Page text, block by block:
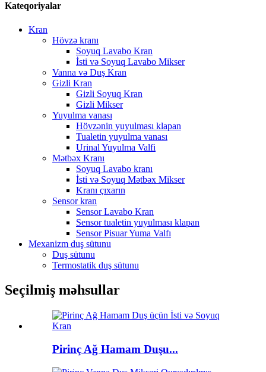
Kateqoriyalar
Kran
Hövzə kranı
Soyuq Lavabo Kran
İsti və Soyuq Lavabo Mikser
Vanna və Duş Kran
Gizli Kran
Gizli Soyuq Kran
Gizli Mikser
Yuyulma vanası
Hövzənin yuyulması klapan
Tualetin yuyulma vanası
Urinal Yuyulma Valfi
Mətbəx Kranı
Soyuq Lavabo kranı
İsti və Soyuq Mətbəx Mikser
Kranı çıxarın
Sensor kran
Sensor Lavabo Kran
Sensor tualetin yuyulması klapan
Sensor Pisuar Yuma Valfı
Mexanizm duş sütunu
Duş sütunu
Termostatik duş sütunu
Seçilmiş məhsullar
Pirinç Ağ Hamam Duşu...